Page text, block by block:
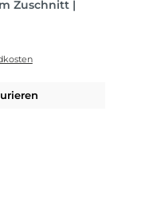
Zuschnitt |